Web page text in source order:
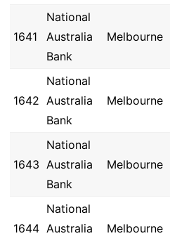
1641
National
Australia
Bank
Melbourne
1642
National
Australia
Bank
Melbourne
1643
National
Australia
Bank
Melbourne
1644
National
Australia
Melbourne